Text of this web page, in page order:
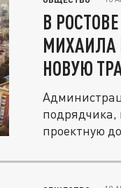
В
МИХАИЛА
НОВУЮ
подрядчика,
проектную